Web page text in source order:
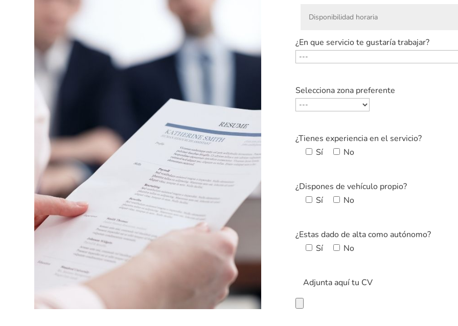
¿En que servicio te gustaría trabajar?
Selecciona zona preferente
¿Tienes experiencia en el servicio?
Sí
No
¿Dispones de vehículo propio?
Sí
No
¿Estas dado de alta como autónomo?
Sí
No
Adjunta aquí tu CV